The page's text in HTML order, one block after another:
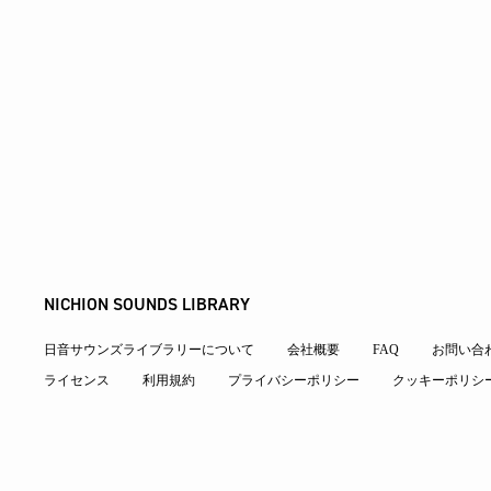
NICHION SOUNDS LIBRARY
日音サウンズライブラリーについて 会社概要 FAQ
お問い合
ライセンス
利用規約 プライバシーポリシー クッキーポリシ